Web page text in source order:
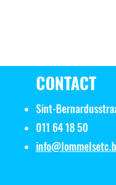
CONTACT
Sint-
011 64 18 50